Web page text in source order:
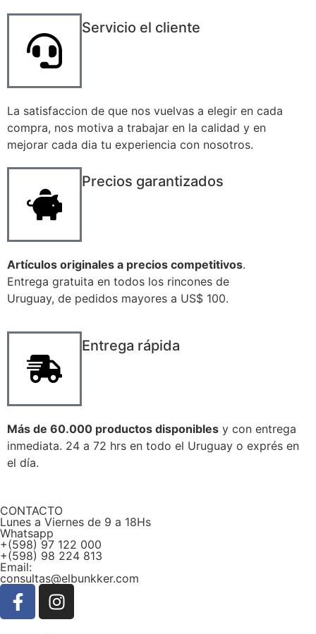
Servicio el cliente
La satisfaccion de que nos vuelvas a elegir en cada
compra, nos motiva a trabajar en la calidad y en
mejorar cada dia tu experiencia con nosotros.
Precios garantizados
Artículos originales a precios competitivos.
Entrega gratuita en todos los rincones de
Uruguay, de pedidos mayores a US$ 100.
Entrega rápida
Más de 60.000 productos disponibles y con entrega
inmediata. 24 a 72 hrs en todo el Uruguay o exprés en
el día.
CONTACTO
Lunes a Viernes de 9 a 18Hs
Whatsapp
+(598) 97 122 000
+(598) 98 224 813
Email:
consultas@elbunkker.com